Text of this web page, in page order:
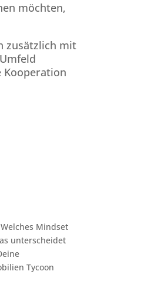
möchten,
zusätzlich mit
Kooperation
Mindset
unterscheidet
Tycoon